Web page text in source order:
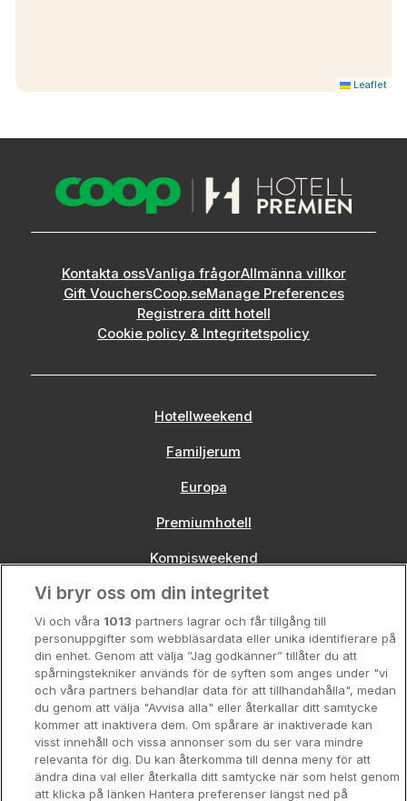
Leaflet
Kontakta ossVanliga frågorAllmänna villkor
Gift VouchersCoop.seManage Preferences
Registrera ditt hotell
Cookie policy & Integritetspolicy
Hotellweekend
Familjerum
Europa
Premiumhotell
Kompisweekend
Storstadsweekend
Hotellrum under 995 kr
Spahotell
Sydsverige
Om Hotellpremien
Nya hotell
Vi bryr oss om din integritet
Vi och våra 1013 partners lagrar och får tillgång till
personuppgifter som webbläsardata eller unika identifierare på
din enhet. Genom att välja ”Jag godkänner” tillåter du att
spårningstekniker används för de syften som anges under "vi
och våra partners behandlar data för att tillhandahålla", medan
du genom att välja "Avvisa alla" eller återkallar ditt samtycke
kommer att inaktivera dem. Om spårare är inaktiverade kan
visst innehåll och vissa annonser som du ser vara mindre
relevanta för dig. Du kan återkomma till denna meny för att
ändra dina val eller återkalla ditt samtycke när som helst genom
att klicka på länken Hantera preferenser längst ned på